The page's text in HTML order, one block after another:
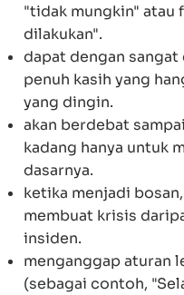
"tidak mungkin" atau
dilakukan".
dapat dengan
penuh kasih yang
yang dingin.
akan berdebat
kadang hanya untuk
dasarnya.
ketika menjadi
membuat krisis
insiden.
menganggap aturan
(sebagai contoh,